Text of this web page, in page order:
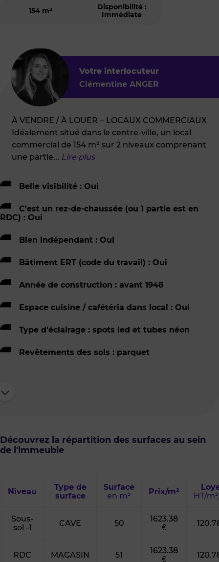
154 m²
Disponibilité :
Immédiate
Votre interlocuteur
Clémentine ANGER
À VENDRE / À LOUER – LOCAUX COMMERCIAUX
Idéalement situé dans le centre-ville, un local
commercial de 154 m² sur 2 niveaux comprenant
une partie... Lire plus
Belle visibilité : Oui
C'est un rez-de-chaussée (ou 1 partie est en
RDC) : Oui
Bien indépendant : Oui
Bâtiment ERT (code du travail) : Oui
Année de construction : avant 1948
Espace cuisine / cafétéria dans local : Oui
Type d'éclairage : spots led et tubes néon
Revêtements des sols : parquet
Découvrez la répartition des surfaces au sein
de l'immeuble
Niveau
Type de
surface
Surface
en m²
Prix/m²
HT/
Sous-
sol -1
CAVE 50
1623.38
€
RDC MAGASIN 51
1623.38
€